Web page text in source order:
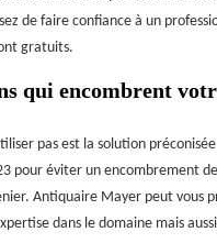
de faire confiance à un
gratuits.
qui encombrent
pas est la solution
pour éviter un encombrement
Antiquaire Mayer peut vous
dans le domaine mais